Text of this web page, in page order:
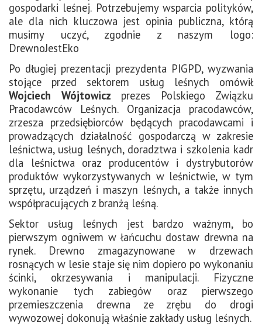
gospodarki leśnej. Potrzebujemy wsparcia polityków,
ale dla nich kluczowa jest opinia publiczna, którą
musimy uczyć, zgodnie z naszym logo:
DrewnoJestEko
Po długiej prezentacji prezydenta PIGPD, wyzwania
stojące przed sektorem usług leśnych omówił
Wojciech Wójtowicz prezes Polskiego Związku
Pracodawców Leśnych. Organizacja pracodawców,
zrzesza przedsiębiorców będących pracodawcami i
prowadzących działalność gospodarczą w zakresie
leśnictwa, usług leśnych, doradztwa i szkolenia kadr
dla leśnictwa oraz producentów i dystrybutorów
produktów wykorzystywanych w leśnictwie, w tym
sprzętu, urządzeń i maszyn leśnych, a także innych
współpracujących z branżą leśną.
Sektor usług leśnych jest bardzo ważnym, bo
pierwszym ogniwem w łańcuchu dostaw drewna na
rynek. Drewno zmagazynowane w drzewach
rosnących w lesie staje się nim dopiero po wykonaniu
ścinki, okrzesywania i manipulacji. Fizyczne
wykonanie tych zabiegów oraz pierwszego
przemieszczenia drewna ze zrębu do drogi
wywozowej dokonują właśnie zakłady usług leśnych.